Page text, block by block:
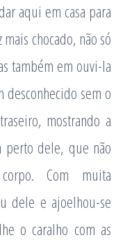
aqui em casa para
mais chocado, não só
também em ouvi-la
desconhecido sem o
mostrando a
perto dele, que não
Com muita
dele e ajoelhou-se
o caralho com as